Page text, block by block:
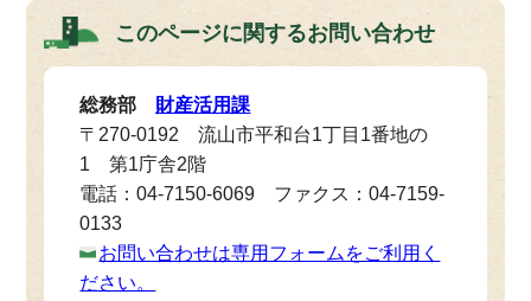
このページに関するお問い合わせ
総務部 財産活用課
〒270-0192 流山市平和台1丁目1番地の
1 第1庁舎2階
電話：04-7150-6069 ファクス：04-7159-
0133
お問い合わせは専用フォームをご利用く
ださい。